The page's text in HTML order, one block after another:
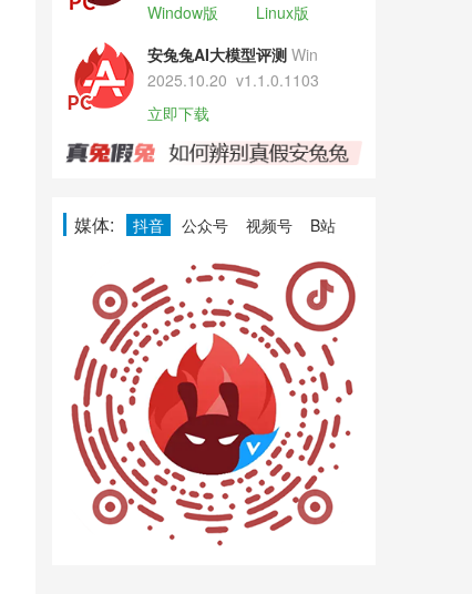
Window版
Linux版
安兔兔AI大模型评测 Win
2025.10.20 v1.1.0.1103
立即下载
媒体: 抖音 公众号 视频号 B站